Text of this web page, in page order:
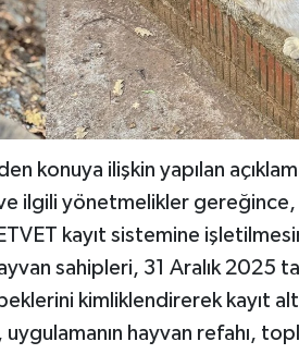
konuya ilişkin yapılan
ve ilgili yönetmelikler
kayıt sistemine
sahipleri, 31 Aralık 2025
kimliklendirerek kayıt
hayvan refahı,